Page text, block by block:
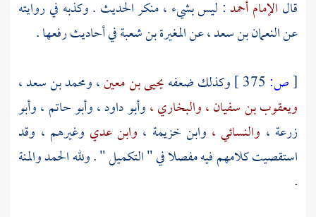
قال الإمام أحمد: ليس بشيء ، منكر الحديث . وكذبه في روايته
عنالنعمان بن سعد ،عنالمغيرة بن شعبةفي أحاديث رفعها .
[ص: وكذلك ضعفهيحيى بن معين،ومحمد بن سعد،
ويعقوب بن سفيان ،والبخاري ،وأبو داود ،وأبو حاتم ،وأبو
زرعة ، والنسائي ، وابن خزيمة ، وابن عدي وغيرهم ، وقد
استقصيت كلامهم فيه مفصلا في " التكميل " . ولله الحمد والمنة
.